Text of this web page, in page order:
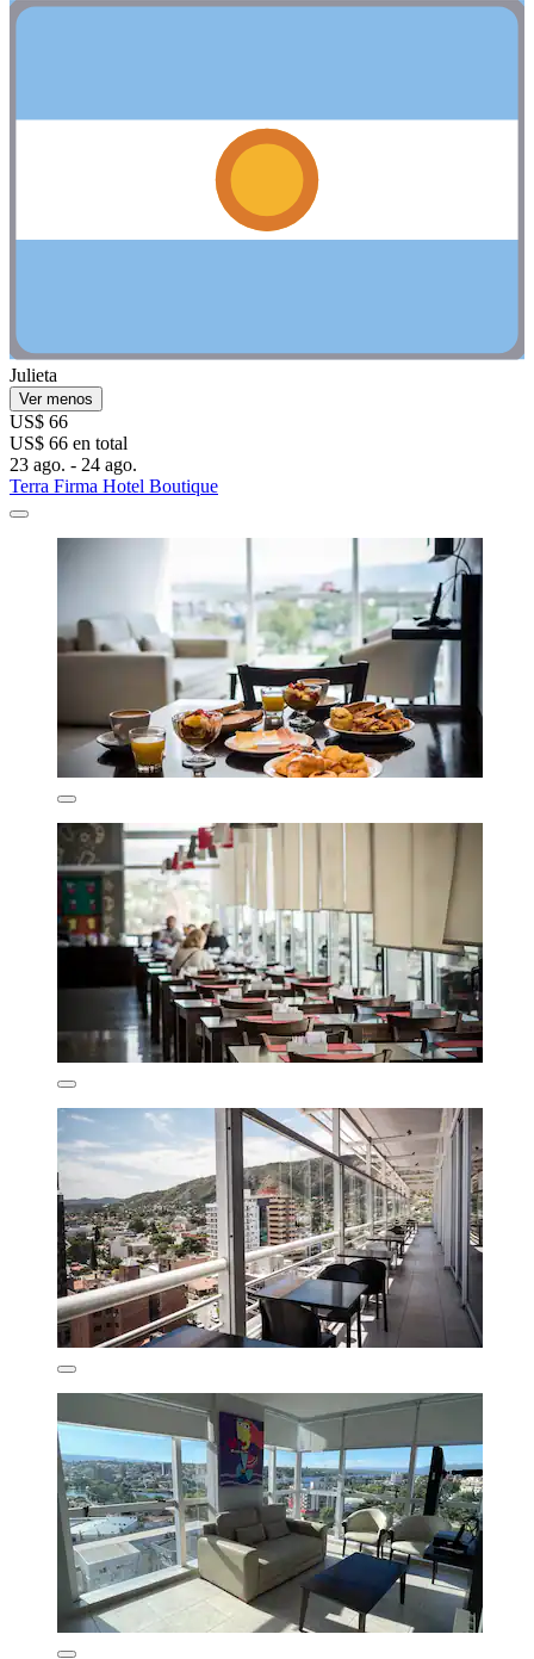
Julieta
Ver menos
US$ 66
US$ 66 en total
23 ago. - 24 ago.
Terra Firma Hotel Boutique